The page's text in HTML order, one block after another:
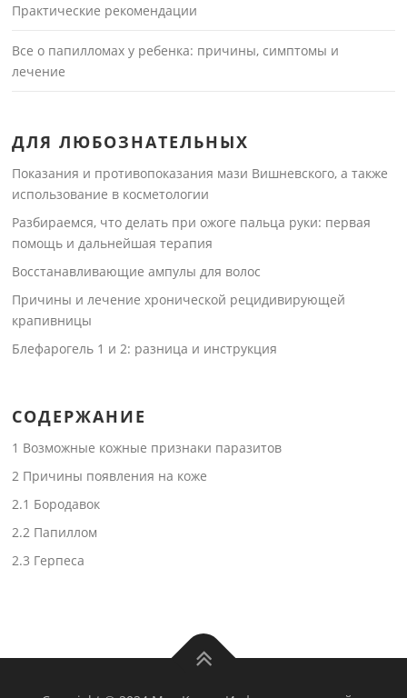
Практические рекомендации
Все о папилломах у ребенка: причины, симптомы и
лечение
ДЛЯ ЛЮБОЗНАТЕЛЬНЫХ
Показания и противопоказания мази Вишневского, а также
использование в косметологии
Разбираемся, что делать при ожоге пальца руки: первая
помощь и дальнейшая терапия
Восстанавливающие ампулы для волос
Причины и лечение хронической рецидивирующей
крапивницы
Блефарогель 1 и 2: разница и инструкция
СОДЕРЖАНИЕ
1 Возможные кожные признаки паразитов
2 Причины появления на коже
2.1 Бородавок
2.2 Папиллом
2.3 Герпеса